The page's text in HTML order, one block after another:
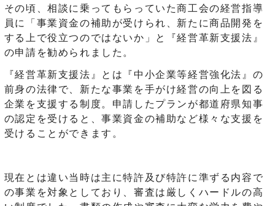
その頃、相談に乗ってもらっていた商工会の経営指導
員に「事業資金の補助が受けられ、新たに商品開発を
する上で役立つのではないか」と『経営革新支援法』
の申請を勧められました。
『経営革新支援法』とは『中小企業等経営強化法』の
前身の法律で、新たな事業を手がけ経営の向上を図る
企業を支援する制度。申請したプランが都道府県知事
の認定を受けると、事業資金の補助など様々な支援を
受けることができます。
現在とは違い当時は主に特許及び特許に準ずる内容で
の事業を対象としており、審査は厳しくハードルの高